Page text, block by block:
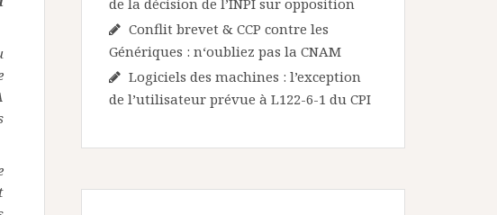
de la décision de l’INPI sur opposition
Conflit brevet & CCP contre les
Génériques : n‘oubliez pas la CNAM
Logiciels des machines : l’exception
de l’utilisateur prévue à L122-6-1 du CPI